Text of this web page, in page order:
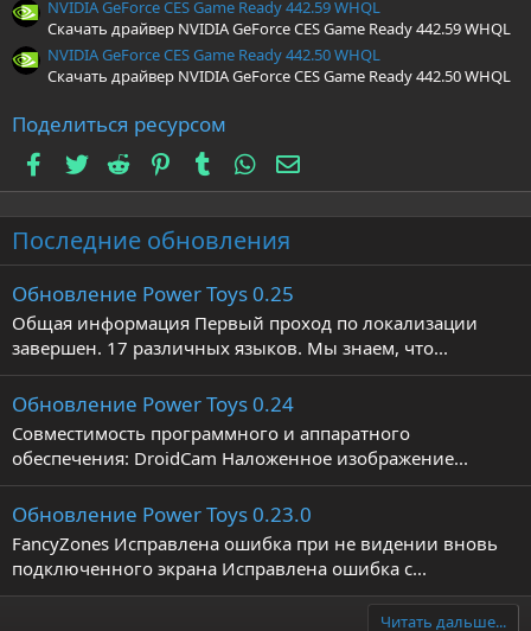
NVIDIA GeForce CES Game Ready 442.59 WHQL
Скачать драйвер NVIDIA GeForce CES Game Ready 442.59 WHQL
NVIDIA GeForce CES Game Ready 442.50 WHQL
Скачать драйвер NVIDIA GeForce CES Game Ready 442.50 WHQL
Поделиться ресурсом
Facebook
Twitter Reddit PinterestTumblr WhatsApp
Последние обновления
Обновление Power Toys 0.25
Общая информация Первый проход по локализации
завершен. 17 различных языков. Мы знаем, что...
Обновление Power Toys 0.24
Совместимость программного и аппаратного
обеспечения: DroidCam Наложенное изображение...
Обновление Power Toys 0.23.0
FancyZones Исправлена ошибка при не видении вновь
подключенного экрана Исправлена ошибка с...
Читать дальше...